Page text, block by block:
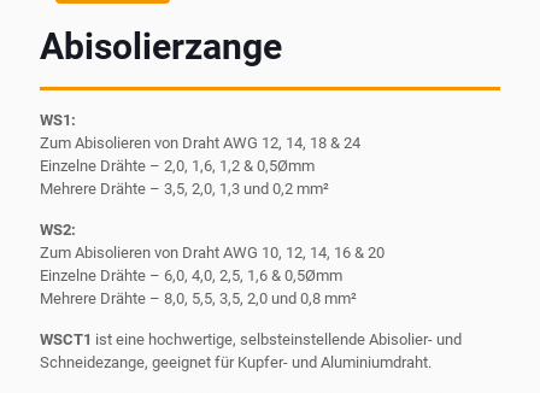
Abisolierzange
WS1:
Zum Abisolieren von Draht AWG 12, 14, 18 & 24
Einzelne Drähte – 2,0, 1,6, 1,2 & 0,5Ømm
Mehrere Drähte – 3,5, 2,0, 1,3 und 0,2 mm²
WS2:
Zum Abisolieren von Draht AWG 10, 12, 14, 16 & 20
Einzelne Drähte – 6,0, 4,0, 2,5, 1,6 & 0,5Ømm
Mehrere Drähte – 8,0, 5,5, 3,5, 2,0 und 0,8 mm²
WSCT1 ist eine hochwertige, selbsteinstellende Abisolier- und
Schneidezange, geeignet für Kupfer- und Aluminiumdraht.